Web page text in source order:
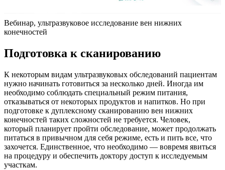
Вебинар, ультразвуковое исследование вен нижних
конечностей
Подготовка к сканированию
К некоторым видам ультразвуковых обследований пациентам
нужно начинать готовиться за несколько дней. Иногда им
необходимо соблюдать специальный режим питания,
отказываться от некоторых продуктов и напитков. Но при
подготовке к дуплексному сканированию вен нижних
конечностей таких сложностей не требуется. Человек,
который планирует пройти обследование, может продолжать
питаться в привычном для себя режиме, есть и пить все, что
захочется. Единственное, что необходимо — вовремя явиться
на процедуру и обеспечить доктору доступ к исследуемым
участкам.